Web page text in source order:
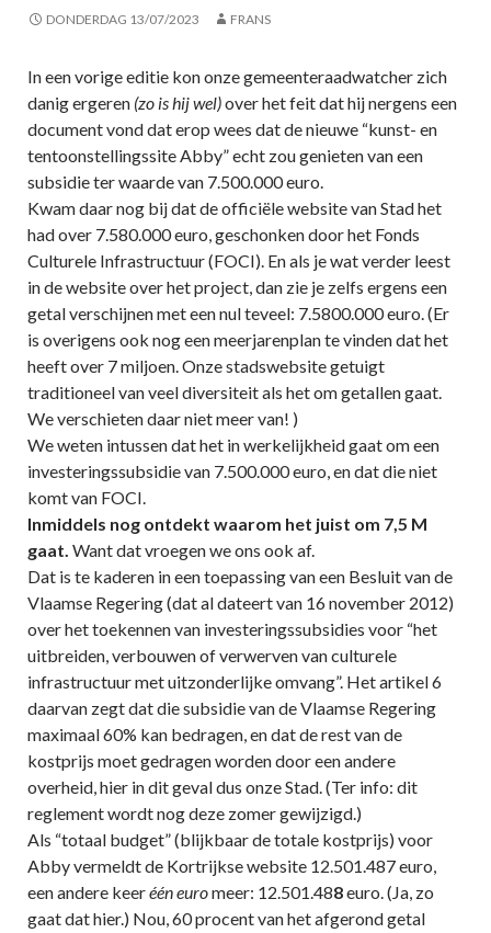
DONDERDAG 13/07/2023 FRANS
In een vorige editie kon onze gemeenteraadwatcher zich
danig ergeren (zo is hij wel)over het feit dat hij nergens een
document vond dat erop wees dat de nieuwe “kunst- en
tentoonstellingssite Abby” echt zou genieten van een
subsidie ter waarde van 7.500.000 euro.
Kwam daar nog bij dat de officiële website van Stad het
had over 7.580.000 euro, geschonken door het Fonds
Culturele Infrastructuur (FOCI). En als je wat verder leest
in de website over het project, dan zie je zelfs ergens een
getal verschijnen met een nul teveel: 7.5800.000 euro. (Er
is overigens ook nog een meerjarenplan te vinden dat het
heeft over 7 miljoen. Onze stadswebsite getuigt
traditioneel van veel diversiteit als het om getallen gaat.
We verschieten daar niet meer van! )
We weten intussen dat het in werkelijkheid gaat om een
investeringssubsidie van 7.500.000 euro, en dat die niet
komt van FOCI.
Inmiddels nog ontdekt waarom het juist om 7,5 M
gaat. Want dat vroegen we ons ook af.
Dat is te kaderen in een toepassing van een Besluit van de
Vlaamse Regering (dat al dateert van 16 november 2012)
over het toekennen van investeringssubsidies voor “het
uitbreiden, verbouwen of verwerven van culturele
infrastructuur met uitzonderlijke omvang”. Het artikel 6
daarvan zegt dat die subsidie van de Vlaamse Regering
maximaal 60% kan bedragen, en dat de rest van de
kostprijs moet gedragen worden door een andere
overheid, hier in dit geval dus onze Stad. (Ter info: dit
reglement wordt nog deze zomer gewijzigd.)
Als “totaal budget” (blijkbaar de totale kostprijs) voor
Abby vermeldt de Kortrijkse website 12.501.487 euro,
een andere keeréén euromeer: 12.501.488euro. (Ja, zo
gaat dat hier.) Nou, 60 procent van het afgerond getal